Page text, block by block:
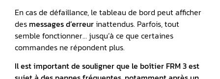
En cas de défaillance, le tableau de bord peut afficher
des messages d’erreurinattendus. Parfois, tout
semble fonctionner… jusqu’à ce que certaines
commandes ne répondent plus.
Il est important de souligner que le boîtier FRM 3 est